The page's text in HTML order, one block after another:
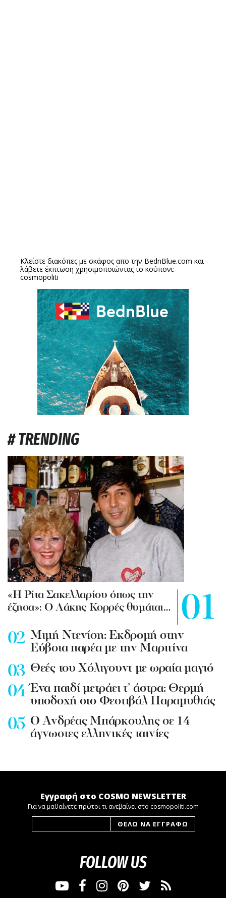
Κλείστε διακόπες με σκάφος απο την BednBlue.com και
λάβετε έκπτωση χρησιμοποιώντας το κούπονι:
cosmopoliti
# TRENDING
«Η Ρίτα Σακελλαρίου όπως την
έζησα»: Ο Λάκης Κορρές θυμάται…
Mιμή Ντενίση: Εκδρομή στην
Εύβοια παρέα με την Μαριτίνα
Θεές του Χόλιγουντ με ωραία μαγιό
Ένα παιδί μετράει τ’ άστρα: Θερμή
υποδοχή στο Φεστιβάλ Παραμυθιάς
Ο Ανδρέας Μπάρκουλης σε 14
άγνωστες ελληνικές ταινίες
Εγγραφή στο COSMO NEWSLETTER
Για να μαθαίνετε πρώτοι τι ανεβαίνει στο cosmopoliti.com
FOLLOW US